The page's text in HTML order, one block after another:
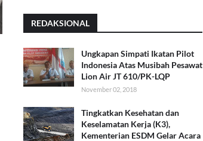
REDAKSIONAL
Ungkapan Simpati Ikatan Pilot
Indonesia Atas Musibah Pesawat
Lion Air JT 610/PK-LQP
November 02, 2018
Tingkatkan Kesehatan dan
Keselamatan Kerja (K3),
Kementerian ESDM Gelar Acara